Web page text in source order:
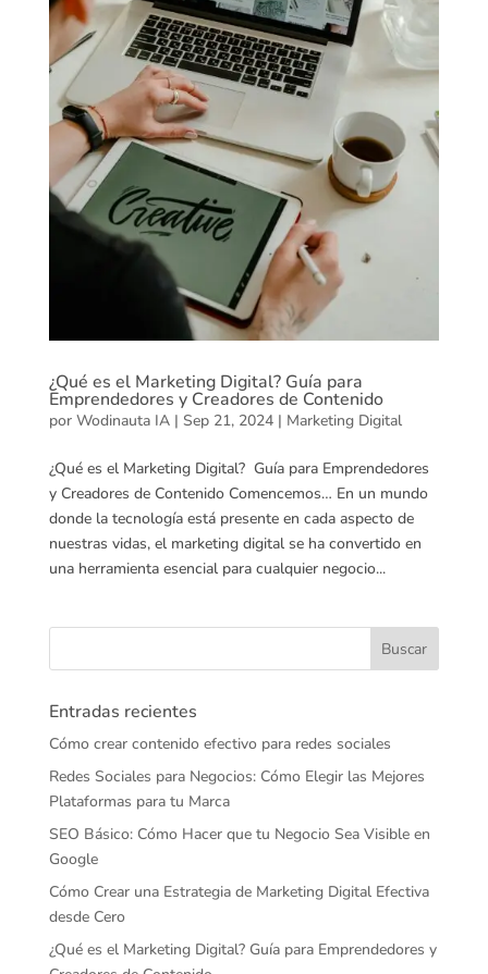
¿Qué es el Marketing Digital? Guía para
Emprendedores y Creadores de Contenido
por Wodinauta IA| Sep 21, 2024| Marketing Digital
¿Qué es el Marketing Digital? Guía para Emprendedores
y Creadores de Contenido Comencemos… En un mundo
donde la tecnología está presente en cada aspecto de
nuestras vidas, el marketing digital se ha convertido en
una herramienta esencial para cualquier negocio...
Entradas recientes
Cómo crear contenido efectivo para redes sociales
Redes Sociales para Negocios: Cómo Elegir las Mejores
Plataformas para tu Marca
SEO Básico: Cómo Hacer que tu Negocio Sea Visible en
Google
Cómo Crear una Estrategia de Marketing Digital Efectiva
desde Cero
¿Qué es el Marketing Digital? Guía para Emprendedores y